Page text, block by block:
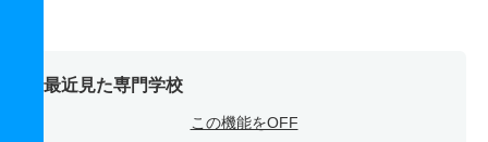
最近見た専門学校
この機能をOFF